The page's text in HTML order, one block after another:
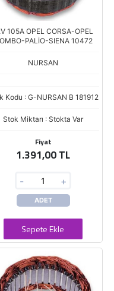
105A OPEL CORSA-OPEL
PALİO-SIENA 10472
NURSAN
Kodu : G-NURSAN B 181912
Stok Miktarı : Stokta Var
Fiyat
1.391,00 TL
- +
ADET
Sepete Ekle